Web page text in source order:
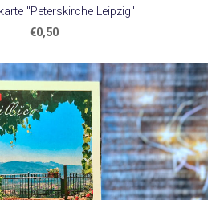
"Peterskirche Leipzig"
€0,50